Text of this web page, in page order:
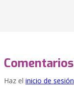
Comentarios
Haz el inicio de sesión